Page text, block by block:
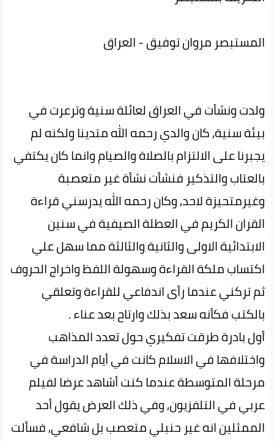
المستبصر مروان توفيق - العراق
ولدت ونشأت في العراق لعائلة سنية وترعرت في
بيئة سنية, كان والدي رحمه الله متدينا ولكنه لم
يجبرنا على الالتزام بالصلاة والصيام وانما كان يكتفي
بالعتاب والتذكير فنشأت نشأة غير متعصبة
وغيرمتحيزة لاحد, وكان رحمه الله يدرسني قراءة
القران الكريم في العطلة الصيفية في سنين
الابتدائية الاولى والثانية والثالثة مما سهل علي
اكتساب ملكة القراءة وسهولة اللفظ واخراج الحروف
ثم تركني عندما رأى اندفاعي للقراءة وتعلقي
بالكتب فكأنه سعد بذلك وارتاح بعد عناء .
أول بادرة طرقت تفكيري حول تعدد المذاهب
واختلافها في الاسلام كانت في أيام الدراسة في
مرحلة المتوسطة عندما كنت أشاهد عرضا لفيلم
عربي في التلفزيون, وفي ذلك العرض يقول أحد
الممثلين انه غير حنبلي متعصب بل شافعي, فسألت